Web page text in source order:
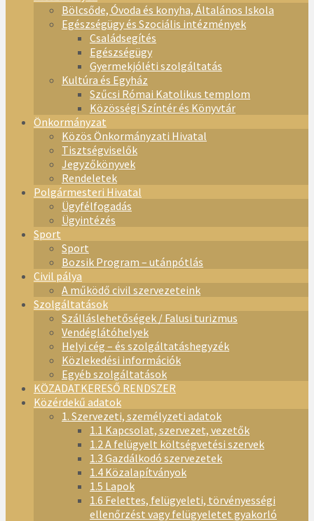
Bölcsőde, Óvoda és konyha, Általános Iskola
Egészségügy és Szociális intézmények
Családsegítés
Egészségügy
Gyermekjóléti szolgáltatás
Kultúra és Egyház
Szűcsi Római Katolikus templom
Közösségi Színtér és Könyvtár
Önkormányzat
Közös Önkormányzati Hivatal
Tisztségviselők
Jegyzőkönyvek
Rendeletek
Polgármesteri Hivatal
Ügyfélfogadás
Ügyintézés
Sport
Sport
Bozsik Program – utánpótlás
Civil pálya
A működő civil szervezeteink
Szolgáltatások
Szálláslehetőségek / Falusi turizmus
Vendéglátóhelyek
Helyi cég – és szolgáltatáshegyzék
Közlekedési információk
Egyéb szolgáltatások
KÖZADATKERESŐ RENDSZER
Közérdekű adatok
1. Szervezeti, személyzeti adatok
1.1 Kapcsolat, szervezet, vezetők
1.2 A felügyelt költségvetési szervek
1.3 Gazdálkodó szervezetek
1.4 Közalapítványok
1.5 Lapok
1.6 Felettes, felügyeleti, törvényességi
ellenőrzést vagy felügyeletet gyakorló